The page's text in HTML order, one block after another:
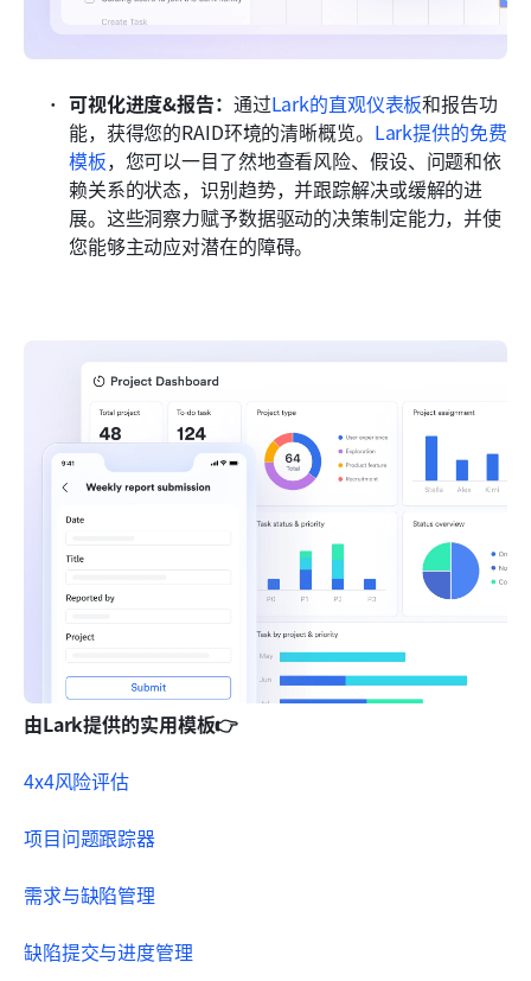
可视化进度&报告： 通过Lark的直观仪表板和报告功
能，获得您的RAID环境的清晰概览。 Lark提供的免费
模板，您可以一目了然地查看风险、假设、问题和依
赖关系的状态，识别趋势，并跟踪解决或缓解的进
展。这些洞察力赋予数据驱动的决策制定能力，并使
您能够主动应对潜在的障碍。
由Lark提供的实用模板👉
4x4风险评估
项目问题跟踪器
需求与缺陷管理
缺陷提交与进度管理